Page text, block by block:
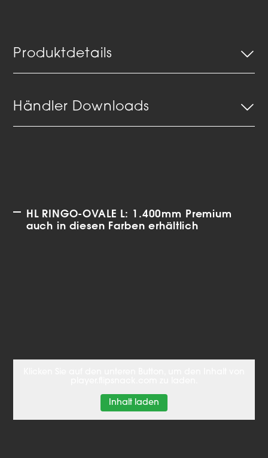
Produktdetails
Händler Downloads
HL RINGO-OVALE L: 1.400mm Premium
auch in diesen Farben erhältlich
Inhalt laden